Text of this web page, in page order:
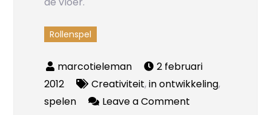
Rollenspel
2 februari
2012
Creativiteit,in ontwikkeling,
spelen
Leave a Comment